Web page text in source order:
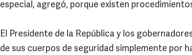
especial, agregó, porque existen
El Presidente de la República y los
de sus cuerpos de seguridad simplemente por